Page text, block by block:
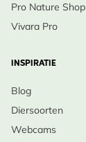
Pro Nature Shop
Vivara Pro
INSPIRATIE
Blog
Diersoorten
Webcams